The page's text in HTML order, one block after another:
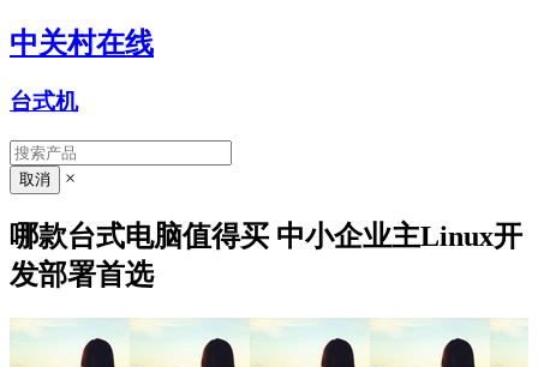
中关村在线
台式机
×
哪款台式电脑值得买 中小企业主Linux开
发部署首选